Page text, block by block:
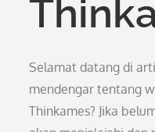
Selamat datang di
mendengar tentang
Thinkames? Jika